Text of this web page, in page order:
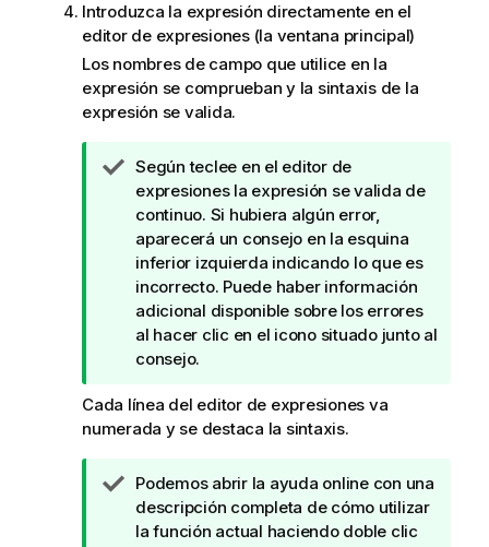
Introduzca la expresión directamente en el
editor de expresiones (la ventana principal)
Los nombres de campo que utilice en la
expresión se comprueban y la sintaxis de la
expresión se valida.
N
o
t
a
d
e
s
u
g
r
e
c
i
a
Según teclee en el editor de
expresiones la expresión se valida de
continuo. Si hubiera algún error,
aparecerá un consejo en la esquina
inferior izquierda indicando lo que es
incorrecto. Puede haber información
adicional disponible sobre los errores
al hacer clic en el icono situado junto al
consejo.
Cada línea del editor de expresiones va
numerada y se destaca la sintaxis.
N
o
t
Podemos abrir la ayuda online con una
descripción completa de cómo utilizar
la función actual haciendo doble clic